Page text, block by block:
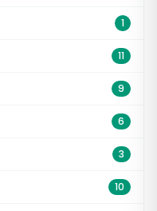
1
11
9
6
3
10